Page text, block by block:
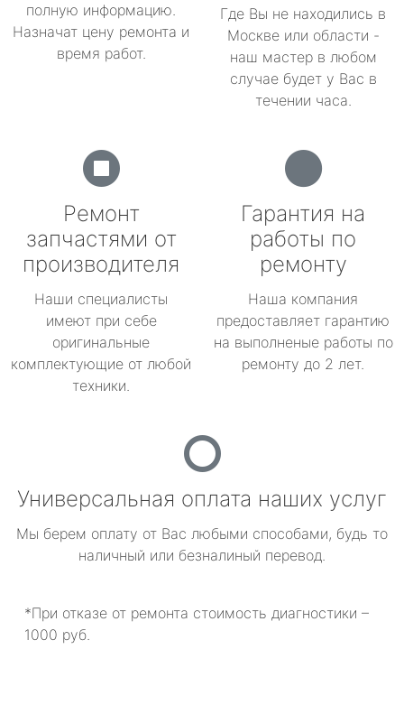
полную информацию.
Назначат цену ремонта и
время работ.
Где Вы не находились в
Москве или области -
наш мастер в любом
случае будет у Вас в
течении часа.
Ремонт
запчастями от
производителя
Наши специалисты
имеют при себе
оригинальные
комплектующие от любой
техники.
Гарантия на
работы по
ремонту
Наша компания
предоставляет гарантию
на выполненые работы по
ремонту до 2 лет.
Универсальная оплата наших услуг
Мы берем оплату от Вас любыми способами, будь то
наличный или безналиный перевод.
*При отказе от ремонта стоимость диагностики –
1000 руб.